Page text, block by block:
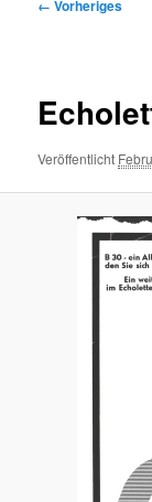
← Vorheriges
Veröffentlicht